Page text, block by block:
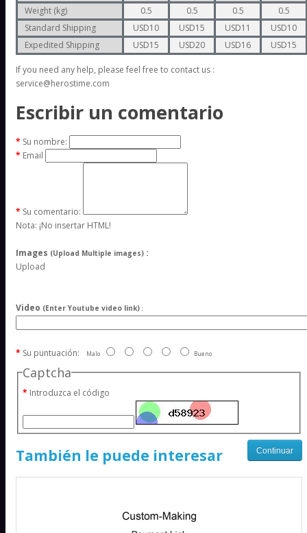
Weight (kg)
0.5 0.5 0.5
0.5
Standard Shipping
USD10 USD15 USD11
USD10
Expedited Shipping
USD15 USD20 USD16 USD15
If you need any help, please feel free to contact us :
service@herostime.com
Escribir un comentario
Su nombre:
Email
Su comentario:
Nota: ¡No insertar HTML!
Images (Upload Multiple images) :
Upload
Video (Enter Youtube video link) :
Su puntuación: Malo Bueno
Captcha
Introduzca el código
Continuar
También le puede interesar